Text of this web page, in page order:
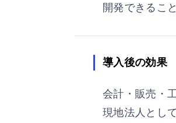
SCMSEA(THAILAND)CO.,LTD.
開発できるこ
導入後の効果
会計・販売・
現地法人とし